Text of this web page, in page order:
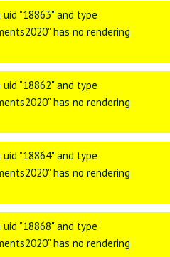
"18863" and type
has no rendering
"18862" and type
has no rendering
"18864" and type
has no rendering
"18868" and type
has no rendering